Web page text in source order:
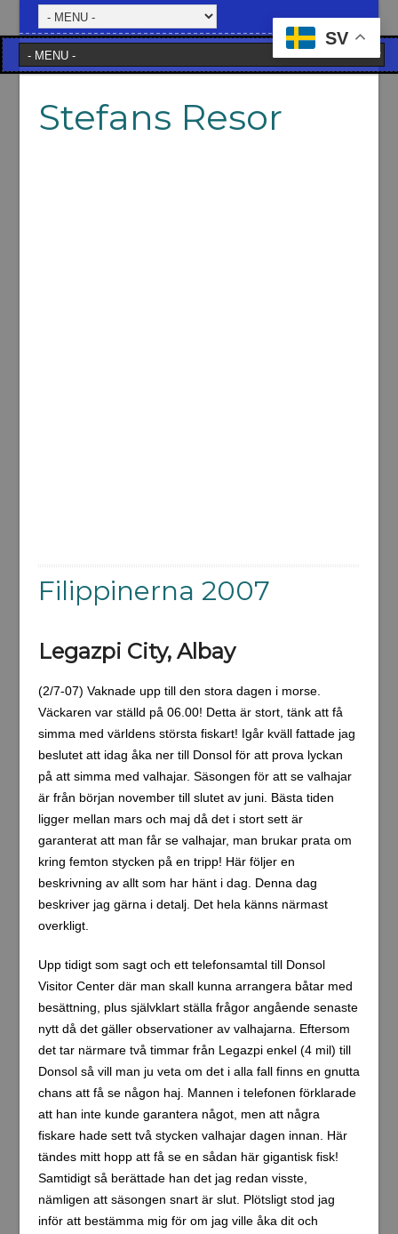
Stefans Resor
Filippinerna 2007
Legazpi City, Albay
(2/7-07) Vaknade upp till den stora dagen i morse.
Väckaren var ställd på 06.00! Detta är stort, tänk att få
simma med världens största fiskart! Igår kväll fattade jag
beslutet att idag åka ner till Donsol för att prova lyckan
på att simma med valhajar. Säsongen för att se valhajar
är från början november till slutet av juni. Bästa tiden
ligger mellan mars och maj då det i stort sett är
garanterat att man får se valhajar, man brukar prata om
kring femton stycken på en tripp! Här följer en
beskrivning av allt som har hänt i dag. Denna dag
beskriver jag gärna i detalj. Det hela känns närmast
overkligt.
Upp tidigt som sagt och ett telefonsamtal till Donsol
Visitor Center där man skall kunna arrangera båtar med
besättning, plus självklart ställa frågor angående senaste
nytt då det gäller observationer av valhajarna. Eftersom
det tar närmare två timmar från Legazpi enkel (4 mil) till
Donsol så vill man ju veta om det i alla fall finns en gnutta
chans att få se någon haj. Mannen i telefonen förklarade
att han inte kunde garantera något, men att några
fiskare hade sett två stycken valhajar dagen innan. Här
tändes mitt hopp att få se en sådan här gigantisk fisk!
Samtidigt så berättade han det jag redan visste,
nämligen att säsongen snart är slut. Plötsligt stod jag
inför att bestämma mig för om jag ville åka dit och
SV